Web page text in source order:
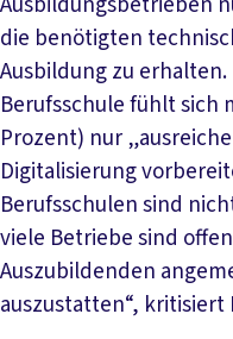
die benötigten
Ausbildung zu
Berufsschule fühlt sich
Prozent) nur
Digitalisierung
Berufsschulen sind
viele Betriebe sind
Auszubildenden
auszustatten“, kritisiert